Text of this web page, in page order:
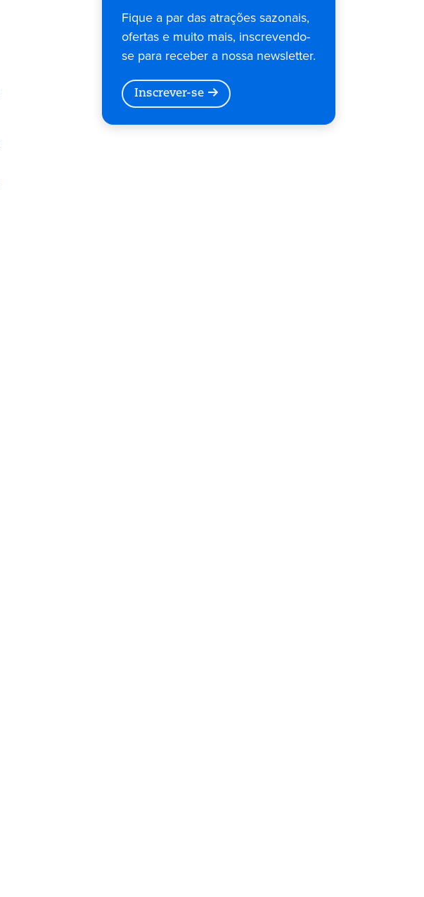
Fique a par das atrações sazonais,
ofertas e muito mais, inscrevendo-
se para receber a nossa newsletter.
Inscrever-se